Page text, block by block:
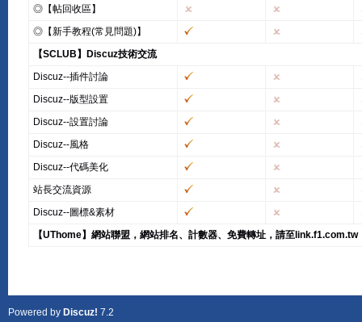
◎【帖回收區】
◎【新手教程(常見問題)】
【SCLUB】Discuz技術交流
Discuz--插件討論
Discuz--版型設置
Discuz--設置討論
Discuz--風格
Discuz--代碼美化
站長交流資源
Discuz--圖標&素材
【UThome】網站聯盟，網站排名、計數器、免費轉址，請至link.f1.com.tw
Powered by Discuz! 7.2